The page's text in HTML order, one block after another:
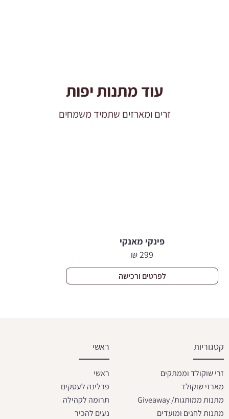
עוד מתנות יפות
זרים ומארזים שתמיד משמחים
פינקי מאנקי
299
₪
לפרטים ורכישה
קטגוריות
זרי שוקולד וממתקים
מארזי שוקולד
מתנות ממותגות/ Giveaway
מתנות לחגים ומועדים
ראשי
ראשי
פרלינה לעסקים
תרומה לקהילה
נעים להכיר